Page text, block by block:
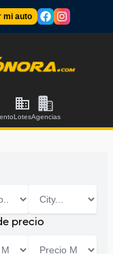
mi auto
LotesAgencias
precio